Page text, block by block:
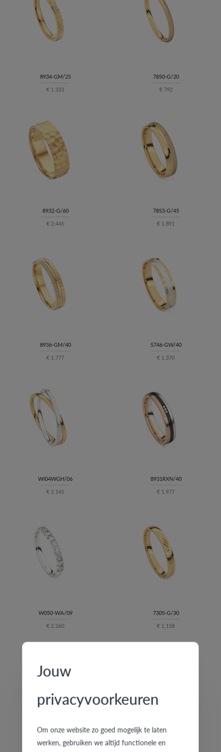
8934-GM/25
€ 1.333
7850-G/20
€ 792
8932-G/60
€ 2.445
7853-G/45
€ 1.891
8936-GM/40
€ 1.777
5746-GW/40
€ 1.370
WI04WGH/06
€ 2.145
8931RXN/40
€ 1.977
W050-WA/09
€ 2.260
7305-G/30
€ 1.158
WI08WWH/05 7537-W/25
Jouw
privacyvoorkeuren
Om onze website zo goed mogelijk te laten
werken, gebruiken we altijd functionele en